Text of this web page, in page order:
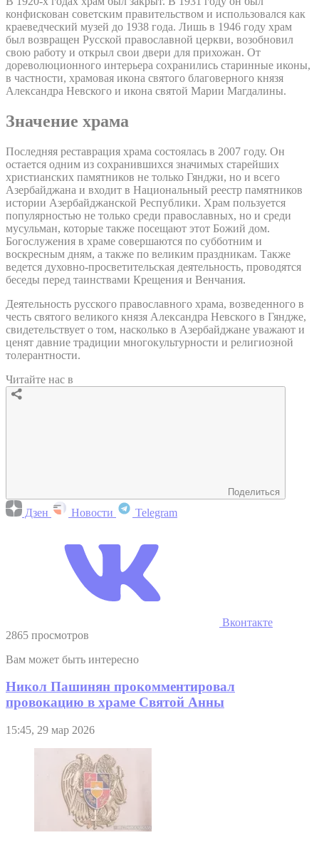
конфискован советским правительством и использовался как
краеведческий музей до 1938 года. Лишь в 1946 году храм
был возвращен Русской православной церкви, возобновил
свою работу и открыл свои двери для прихожан. От
дореволюционного интерьера сохранились старинные иконы,
в частности, храмовая икона святого благоверного князя
Александра Невского и икона святой Марии Магдалины.
Значение храма
Последняя реставрация храма состоялась в 2007 году. Он
остается одним из сохранившихся значимых старейших
христианских памятников не только Гянджи, но и всего
Азербайджана и входит в Национальный реестр памятников
истории Азербайджанской Республики. Храм пользуется
популярностью не только среди православных, но и среди
мусульман, которые также посещают этот Божий дом.
Богослужения в храме совершаются по субботним и
воскресным дням, а также по великим праздникам. Также
ведется духовно-просветительская деятельность, проводятся
беседы перед таинствами Крещения и Венчания.
Деятельность русского православного храма, возведенного в
честь святого великого князя Александра Невского в Гяндже,
свидетельствует о том, насколько в Азербайджане уважают и
ценят давние традиции многокультурности и религиозной
толерантности.
Читайте нас в
Поделиться
Дзен Новости Telegram
Вконтакте
2865 просмотров
Вам может быть интересно
Никол Пашинян прокомментировал
провокацию в храме Святой Анны
15:45, 29 мар 2026